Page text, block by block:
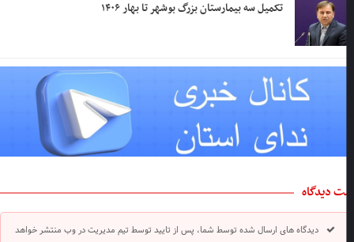
تکمیل سه بیمارستان بزرگ بوشهر تا بهار ۱۴۰۶
دیدگاه
دیدگاه های ارسال شده توسط شما، پس از تایید توسط تیم مدیریت در وب منتشر خواهد